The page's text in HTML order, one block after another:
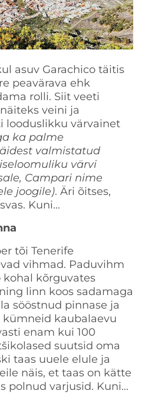
asuv Garachico täitis
peavärava ehk
rolli. Siit veeti
veini ja
looduslikku värvainet
ka palme
valmistatud
värvi
Campari nime
joogile). Äri õitses,
Kuni...
tõi Tenerife
vihmad. Paduvihm
kohal kõrguvates
linn koos sadamaga
sööstnud pinnase ja
kümneid kaubalaevu
enam kui 100
suutsid oma
taas uuele elule ja
näis, et taas on kätte
polnud varjusid. Kuni...